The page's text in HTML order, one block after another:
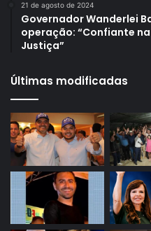
21 de agosto de 2024
Governador Wanderlei
operação: “Confiante
Justiça”
Últimas modificadas